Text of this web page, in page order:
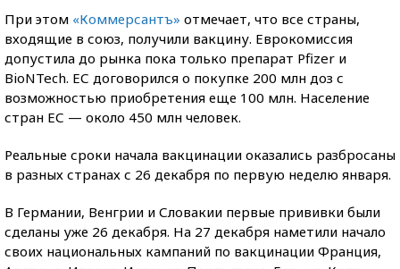
При этом «Коммерсантъ» отмечает, что все страны,
входящие в союз, получили вакцину. Еврокомиссия
допустила до рынка пока только препарат Pfizer и
BioNTech. ЕС договорился о покупке 200 млн доз с
возможностью приобретения еще 100 млн. Население
стран ЕС — около 450 млн человек.
Реальные сроки начала вакцинации оказались разбросаны
в разных странах с 26 декабря по первую неделю января.
В Германии, Венгрии и Словакии первые прививки были
сделаны уже 26 декабря. На 27 декабря наметили начало
своих национальных кампаний по вакцинации Франция,